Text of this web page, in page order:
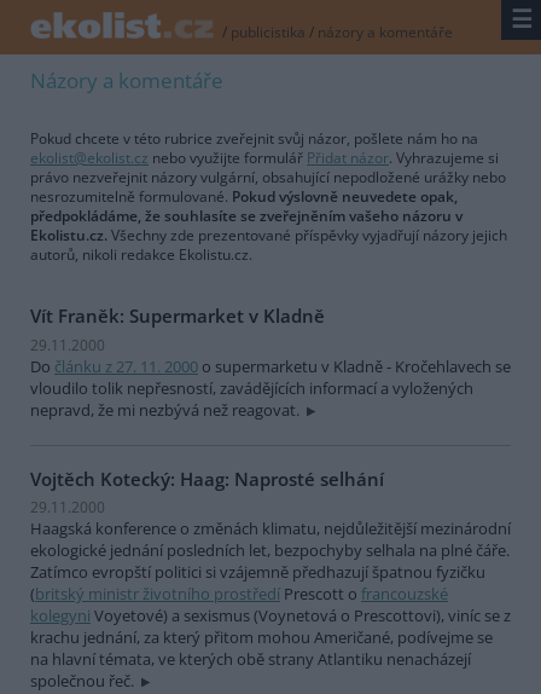
/ publicistika / názory a komentáře ☰
Názory a komentáře
Pokud chcete v této rubrice zveřejnit svůj názor, pošlete nám ho na
ekolist@ekolist.cz nebo využijte formulář Přidat názor. Vyhrazujeme si
právo nezveřejnit názory vulgární, obsahující nepodložené urážky nebo
nesrozumitelně formulované. Pokud výslovně neuvedete opak,
předpokládáme, že souhlasíte se zveřejněním vašeho názoru v
Ekolistu.cz. Všechny zde prezentované příspěvky vyjadřují názory jejich
autorů, nikoli redakce Ekolistu.cz.
Vít Franěk: Supermarket v Kladně
29.11.2000
Do článku z 27. 11. 2000 o supermarketu v Kladně - Kročehlavech se
vloudilo tolik nepřesností, zavádějících informací a vyložených
nepravd, že mi nezbývá než reagovat.
Vojtěch Kotecký: Haag: Naprosté selhání
29.11.2000
Haagská konference o změnách klimatu, nejdůležitější mezinárodní
ekologické jednání posledních let, bezpochyby selhala na plné čáře.
Zatímco evropští politici si vzájemně předhazují špatnou fyzičku
(britský ministr životního prostředí Prescott o francouzské
kolegyni Voyetové) a sexismus (Voynetová o Prescottovi), viníc se z
krachu jednání, za který přitom mohou Američané, podívejme se
na hlavní témata, ve kterých obě strany Atlantiku nenacházejí
společnou řeč.